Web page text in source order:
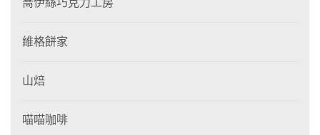
喬伊絲巧克力工房
維格餅家
山焙
喵喵咖啡